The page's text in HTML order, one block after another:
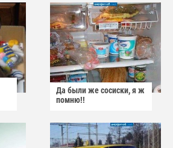
Да были же сосиски, я ж
помню!!